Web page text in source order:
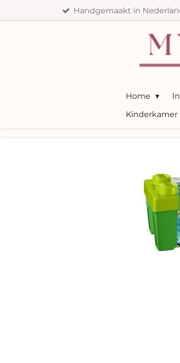
Handgemaakt in
Home
Kinderkamer